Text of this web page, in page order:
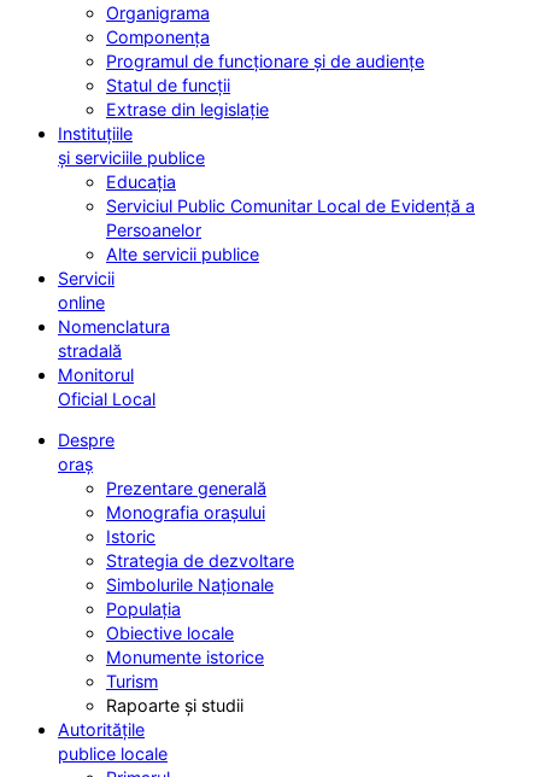
Organigrama
Componența
Programul de funcționare și de audiențe
Statul de funcții
Extrase din legislație
Instituțiile
și serviciile publice
Educația
Serviciul Public Comunitar Local de Evidență a
Persoanelor
Alte servicii publice
Servicii
online
Nomenclatura
stradală
Monitorul
Oficial Local
Despre
oraș
Prezentare generală
Monografia orașului
Istoric
Strategia de dezvoltare
Simbolurile Naționale
Populația
Obiective locale
Monumente istorice
Turism
Rapoarte și studii
Autoritățile
publice locale